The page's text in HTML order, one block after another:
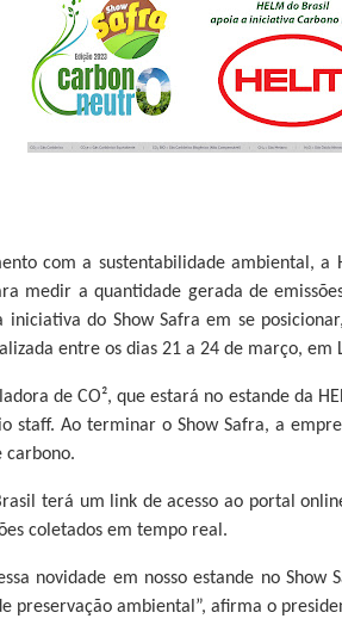
com a sustentabilidade ambiental, a
medir a quantidade gerada de
do Show Safra em se
entre os dias 21 a 24 de março, em
de CO², que estará no estande da
staff. Ao terminar o Show Safra, a
carbono.
terá um link de acesso ao portal
coletados em tempo real.
novidade em nosso estande no
preservação ambiental”, afirma o